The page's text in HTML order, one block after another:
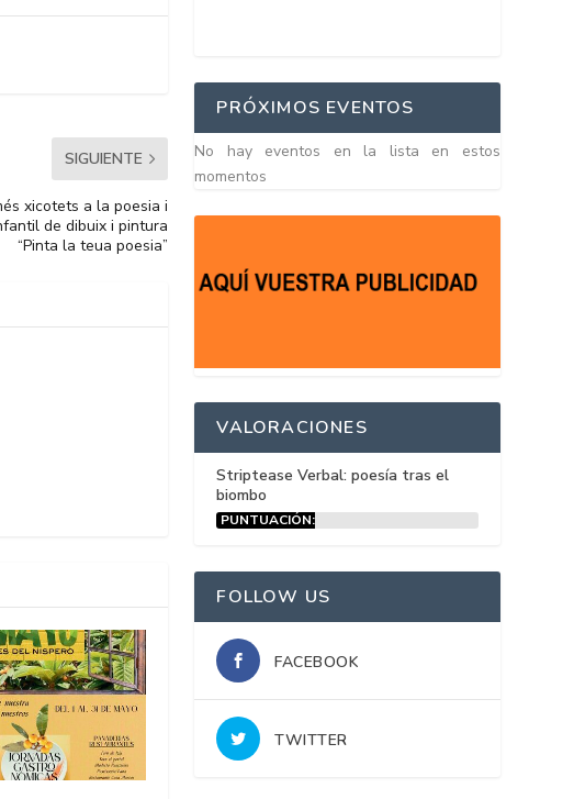
SIGUIENTE
xicotets a la poesia i
de dibuix i pintura
“Pinta la teua poesia”
PRÓXIMOS EVENTOS
No hay eventos en la lista en estos
momentos
VALORACIONES
Striptease Verbal: poesía tras el
biombo
PUNTUACIÓN:
FOLLOW US
FACEBOOK
TWITTER